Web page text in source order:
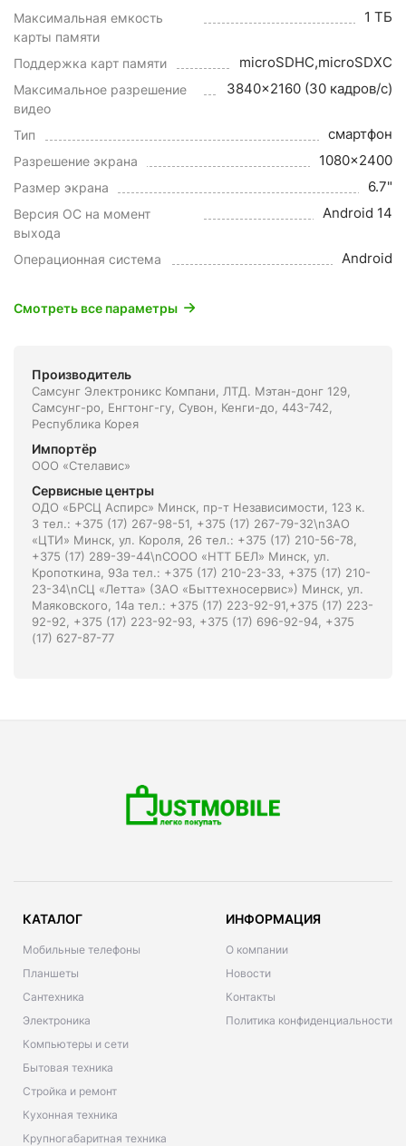
Максимальная емкость
карты памяти
1 ТБ
Поддержка карт памяти microSDHC,microSDXC
Максимальное разрешение
видео
3840x2160 (30 кадров/с)
Тип смартфон
Разрешение экрана 1080x2400
Размер экрана 6.7"
Версия ОС на момент
выхода
Android 14
Операционная система Android
Смотреть все параметры
Производитель
Самсунг Электроникс Компани, ЛТД. Мэтан-донг 129,
Самсунг-ро, Енгтонг-гу, Сувон, Кенги-до, 443-742,
Республика Корея
Импортёр
ООО «Стелавис»
Сервисные центры
ОДО «БРСЦ Аспирс» Минск, пр-т Независимости, 123 к.
3 тел.: +375 (17) 267-98-51, +375 (17) 267-79-32\nЗАО
«ЦТИ» Минск, ул. Короля, 26 тел.: +375 (17) 210-56-78,
+375 (17) 289-39-44\nСООО «НТТ БЕЛ» Минск, ул.
Кропоткина, 93а тел.: +375 (17) 210-23-33, +375 (17) 210-
23-34\nСЦ «Летта» (ЗАО «Быттехносервис») Минск, ул.
Маяковского, 14а тел.: +375 (17) 223-92-91,+375 (17) 223-
92-92, +375 (17) 223-92-93, +375 (17) 696-92-94, +375
(17) 627-87-77
КАТАЛОГ
Мобильные телефоны
Планшеты
Сантехника
Электроника
Компьютеры и сети
Бытовая техника
Стройка и ремонт
Кухонная техника
Крупногабаритная техника
ИНФОРМАЦИЯ
О компании
Новости
Контакты
Политика конфиденциальности